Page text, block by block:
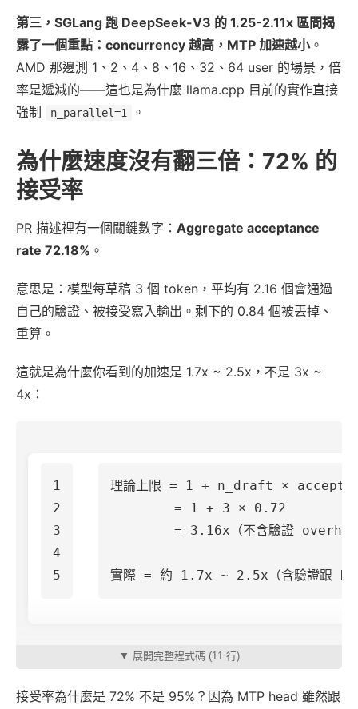
第三，SGLang 跑 DeepSeek-V3 的 1.25-2.11x 區間揭
露了一個重點：concurrency 越高，MTP 加速越小。
AMD 那邊測 1、2、4、8、16、32、64 user 的場景，倍
率是遞減的——這也是為什麼 llama.cpp 目前的實作直接
強制
n_parallel=1 。
為什麼速度沒有翻三倍：72% 的
接受率
PR 描述裡有一個關鍵數字： Aggregate acceptance
rate 72.18% 。
意思是：模型每草稿 3 個 token，平均有 2.16 個會通過
自己的驗證、被接受寫入輸出。剩下的 0.84 個被丟掉、
重算。
這就是為什麼你看到的加速是 1.7x ~ 2.5x，不是 3x ~
4x：
1
2
3
4
理論上限 = 1 + n_draft ×
        = 1 + 3 × 0.72
= 3.16x（不含驗證
▼ 展開完整程式碼 (11 行)
接受率為什麼是 72% 不是 95%？因為 MTP head 雖然跟